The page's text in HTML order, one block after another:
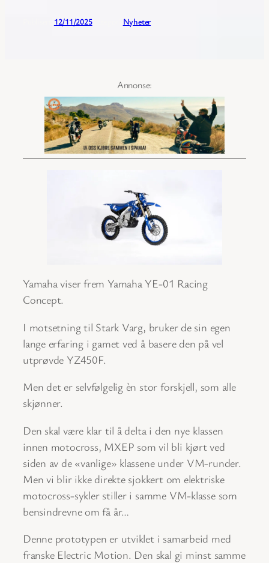
12/11/2025Kategori: Nyheter
Yamaha viser frem Yamaha YE-01 Racing
Concept.
I motsetning til Stark Varg, bruker de sin egen
lange erfaring i gamet ved å basere den på vel
utprøvde YZ450F.
Men det er selvfølgelig èn stor forskjell, som alle
skjønner.
Den skal være klar til å delta i den nye klassen
innen motocross, MXEP som vil bli kjørt ved
siden av de «vanlige» klassene under VM-runder.
Men vi blir ikke direkte sjokkert om elektriske
motocross-sykler stiller i samme VM-klasse som
bensindrevne om få år…
Denne prototypen er utviklet i samarbeid med
franske Electric Motion. Den skal gi minst samme